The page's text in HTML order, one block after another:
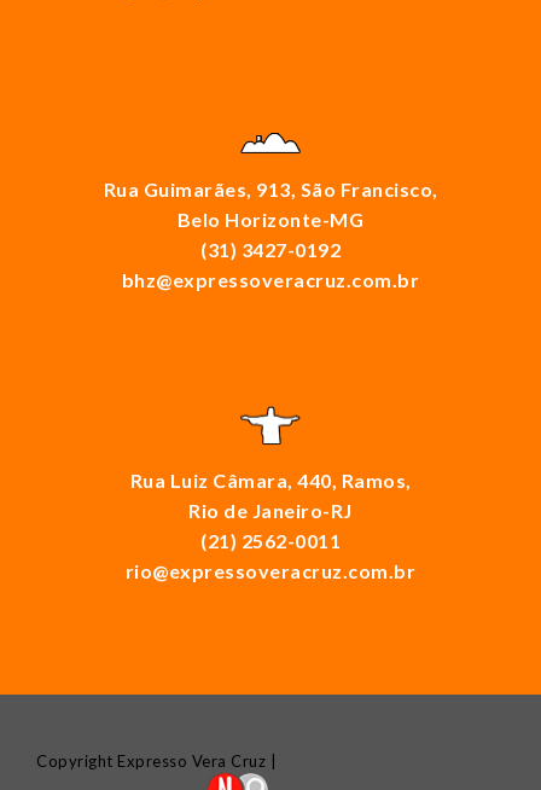
Rua Guimarães, 913, São Francisco,
Belo Horizonte-MG
(31) 3427-0192
bhz@expressoveracruz.com.br
Rua Luiz Câmara, 440, Ramos,
Rio de Janeiro-RJ
(21) 2562-0011
rio@expressoveracruz.com.br
Copyright Expresso Vera Cruz |